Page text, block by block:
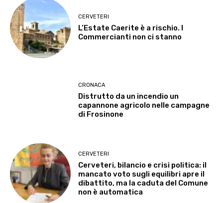
CERVETERI
L’Estate Caerite è a rischio. I
Commercianti non ci stanno
CRONACA
Distrutto da un incendio un
capannone agricolo nelle campagne
di Frosinone
CERVETERI
Cerveteri, bilancio e crisi politica: il
mancato voto sugli equilibri apre il
dibattito, ma la caduta del Comune
non è automatica